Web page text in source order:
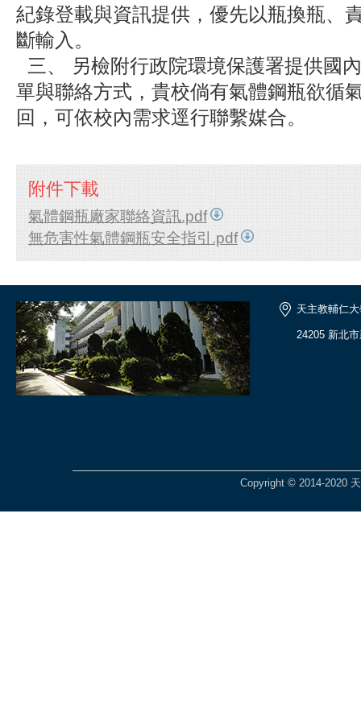
紀錄登載與資訊提供，優先以瓶換瓶、
斷輸入。
三、 另檢附行政院環境保護署提供國
單與聯絡方式，貴校倘有氣體鋼瓶欲循
回，可依校內需求逕行聯繫媒合。
附件下載
氣體鋼瓶廠家聯絡資訊.pdf
無危害性氣體鋼瓶安全指引.pdf
天主教輔仁
24205 新北
Copyright © 2014-2020